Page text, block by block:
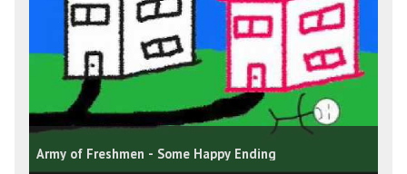
Army of Freshmen - Some Happy Ending